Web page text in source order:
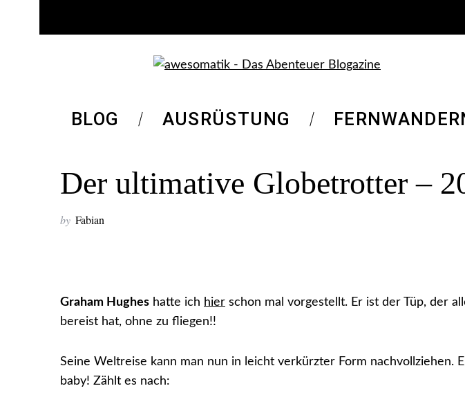
BLOG AUSRÜSTUNG
Der ultimative Globetrotter –
by Fabian
Graham Hughes hatte ich hier schon mal vorgestellt. Er ist der Tüp, der
bereist hat, ohne zu fliegen!!
Seine Weltreise kann man nun in leicht verkürzter Form nachvollziehen.
baby! Zählt es nach: